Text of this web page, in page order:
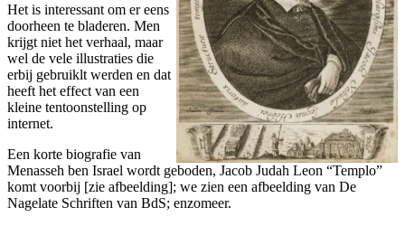
Het is interessant om er eens
doorheen te bladeren. Men
krijgt niet het verhaal, maar
wel de vele illustraties die
erbij gebruiklt werden en dat
heeft het effect van een
kleine tentoonstelling op
internet.
Een korte biografie van
Menasseh ben Israel wordt geboden, Jacob Judah Leon “Templo”
komt voorbij [zie afbeelding]; we zien een afbeelding van De
Nagelate Schriften van BdS; enzomeer.